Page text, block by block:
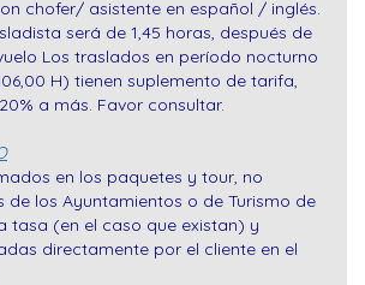
chofer/ asistente en español / inglés.
será de 1,45 horas, después de
Los traslados en período nocturno
H) tienen suplemento de tarifa,
a más. Favor consultar.
en los paquetes y tour, no
de los Ayuntamientos o de Turismo de
tasa (en el caso que existan) y
directamente por el cliente en el